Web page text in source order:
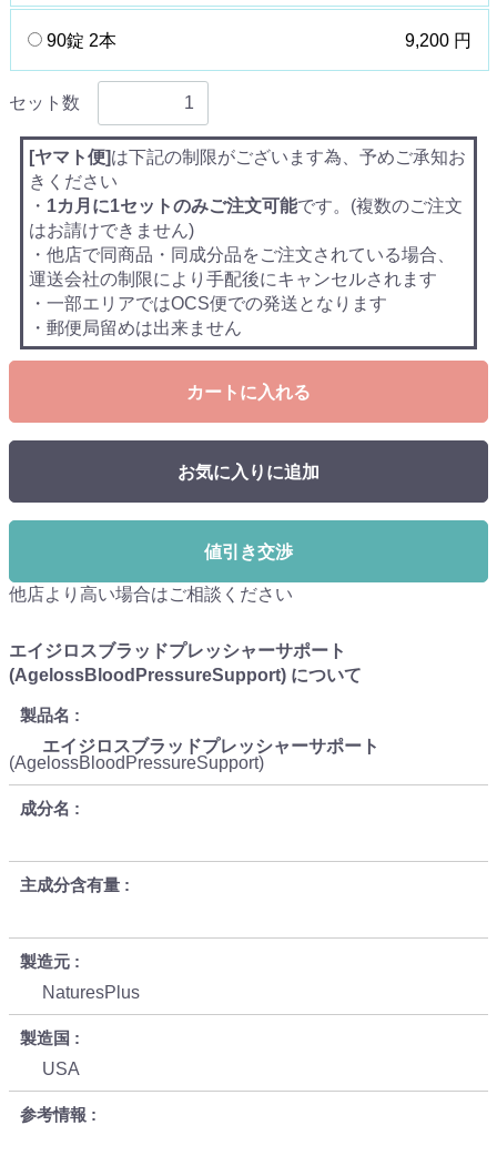
90錠 2本 9,200 円
セット数
[ヤマト便]は下記の制限がございます為、予めご承知お
きください
・ 1カ月に1セットのみご注文可能です。(複数のご注文
はお請けできません)
・他店で同商品・同成分品をご注文されている場合、
運送会社の制限により手配後にキャンセルされます
・一部エリアではOCS便での発送となります
・郵便局留めは出来ません
カートに入れる
お気に入りに追加
値引き交渉
他店より高い場合はご相談ください
エイジロスブラッドプレッシャーサポート
(AgelossBloodPressureSupport) について
製品名
エイジロスブラッドプレッシャーサポート
(AgelossBloodPressureSupport)
成分名
主成分含有量
製造元
NaturesPlus
製造国
USA
参考情報